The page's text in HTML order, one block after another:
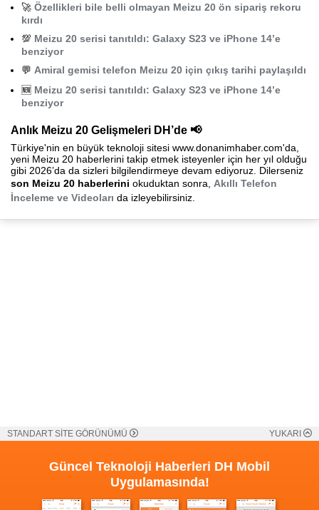
🚀 Özellikleri bile belli olmayan Meizu 20 ön sipariş rekoru
kırdı
💯 Meizu 20 serisi tanıtıldı: Galaxy S23 ve iPhone 14’e
benziyor
💬 Amiral gemisi telefon Meizu 20 için çıkış tarihi paylaşıldı
🆕 Meizu 20 serisi tanıtıldı: Galaxy S23 ve iPhone 14’e
benziyor
Anlık Meizu 20 Gelişmeleri DH’de 📢
Türkiye'nin en büyük teknoloji sitesi www.donanimhaber.com'da,
yeni Meizu 20 haberlerini takip etmek isteyenler için her yıl olduğu
gibi 2026’da da sizleri bilgilendirmeye devam ediyoruz. Dilerseniz
son Meizu 20 haberlerini okuduktan sonra, Akıllı Telefon
İnceleme ve Videoları da izleyebilirsiniz.
STANDART SİTE GÖRÜNÜMÜ YUKARI
Güncel Teknoloji Haberleri DH Mobil
Uygulamasında!